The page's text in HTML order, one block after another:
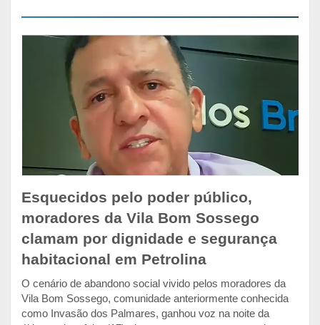
Esquecidos pelo poder público,
moradores da Vila Bom Sossego
clamam por dignidade e segurança
habitacional em Petrolina
O cenário de abandono social vivido pelos moradores da
Vila Bom Sossego, comunidade anteriormente conhecida
como Invasão dos Palmares, ganhou voz na noite da